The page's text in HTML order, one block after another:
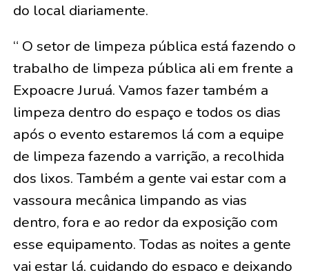
do local diariamente.
“ O setor de limpeza pública está fazendo o
trabalho de limpeza pública ali em frente a
Expoacre Juruá. Vamos fazer também a
limpeza dentro do espaço e todos os dias
após o evento estaremos lá com a equipe
de limpeza fazendo a varrição, a recolhida
dos lixos. Também a gente vai estar com a
vassoura mecânica limpando as vias
dentro, fora e ao redor da exposição com
esse equipamento. Todas as noites a gente
vai estar lá, cuidando do espaço e deixando